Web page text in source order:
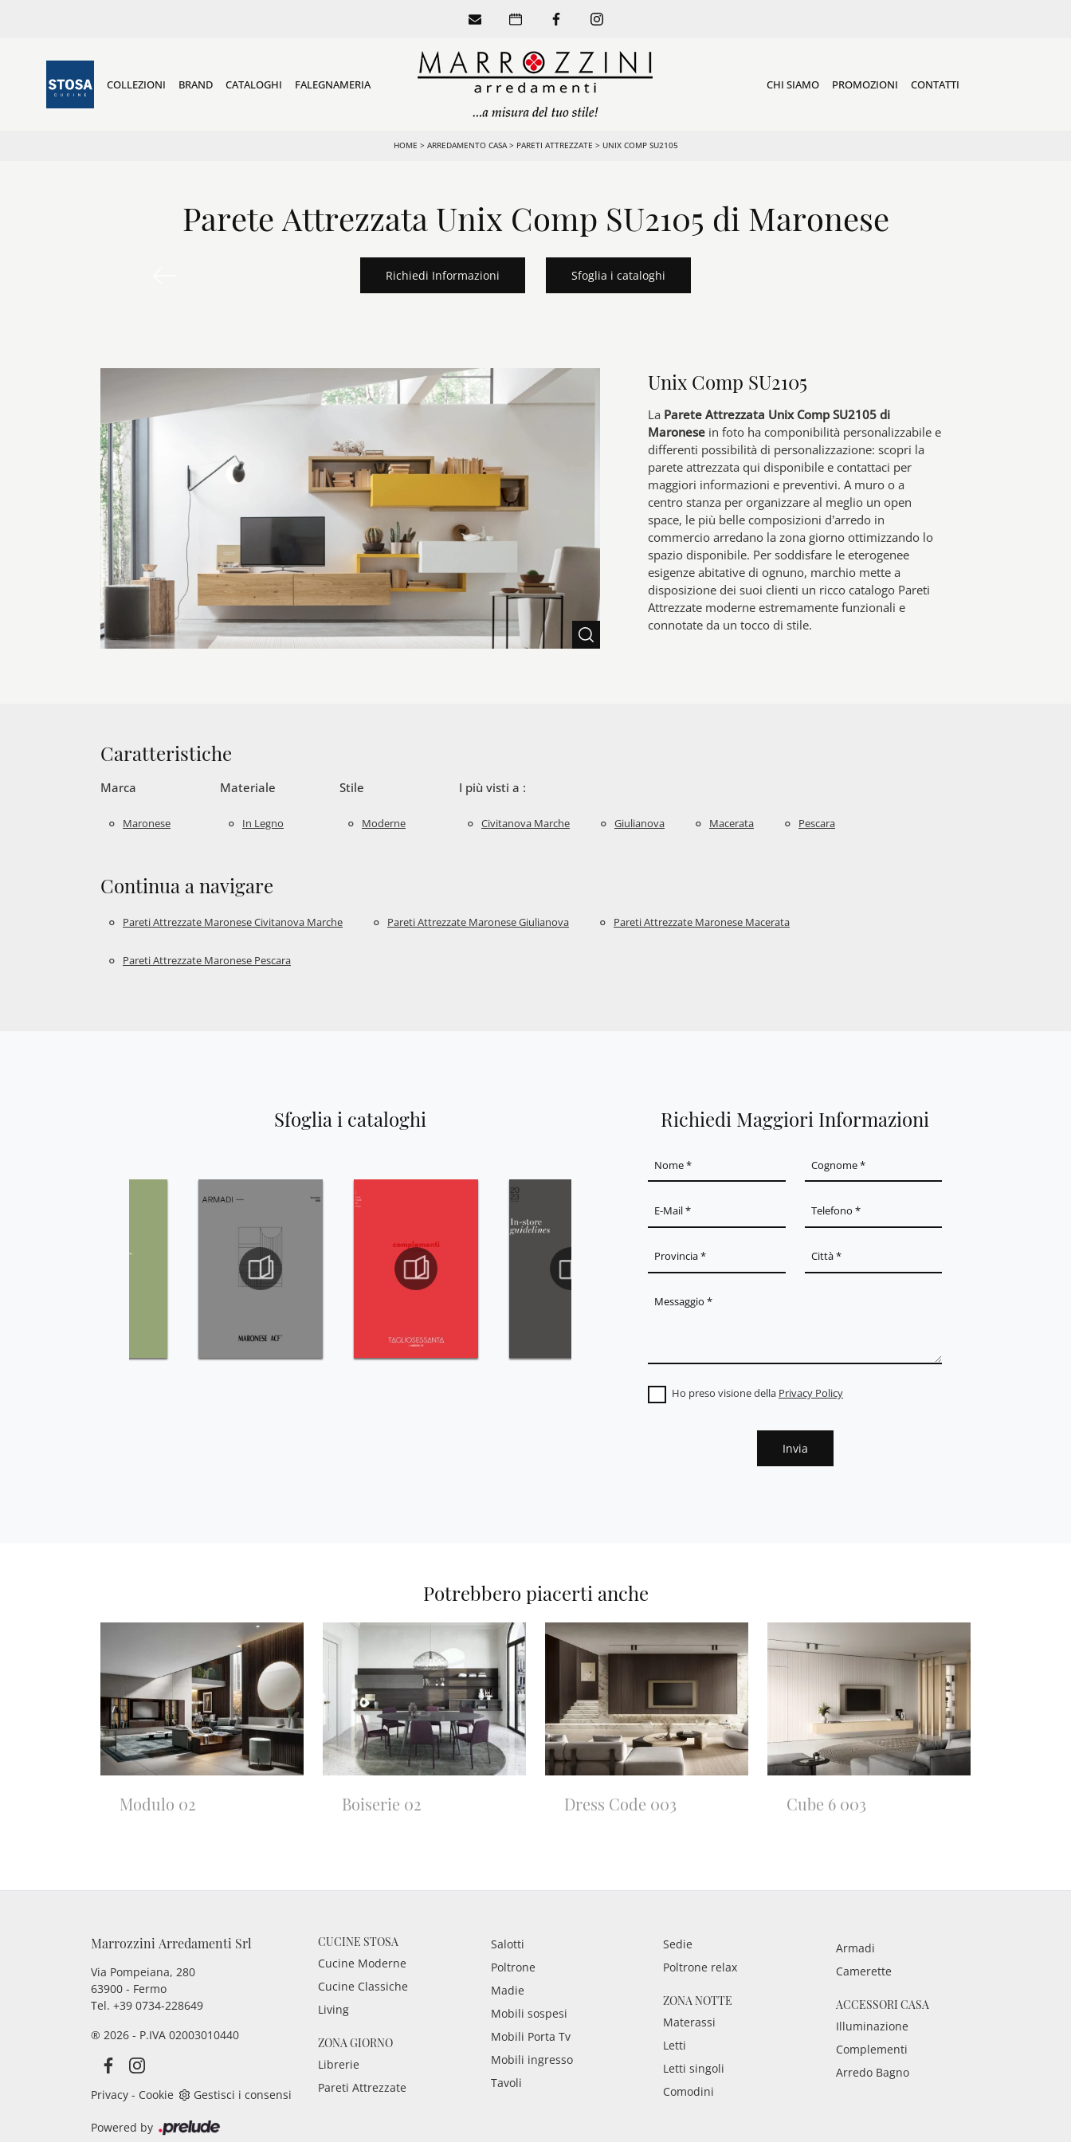
COLLEZIONI BRAND CATALOGHI FALEGNAMERIA CHI SIAMO PROMOZIONI CONTATTI
HOME > ARREDAMENTO CASA> PARETI ATTREZZATE > UNIX COMP SU2105
Parete Attrezzata Unix Comp SU2105 di Maronese
Richiedi Informazioni Sfoglia i cataloghi
Unix Comp SU2105
La Parete Attrezzata Unix Comp SU2105 di
Maronese in foto ha componibilità personalizzabile e
differenti possibilità di personalizzazione: scopri la
parete attrezzata qui disponibile e contattaci per
maggiori informazioni e preventivi. A muro o a
centro stanza per organizzare al meglio un open
space, le più belle composizioni d’arredo in
commercio arredano la zona giorno ottimizzando lo
spazio disponibile. Per soddisfare le eterogenee
esigenze abitative di ognuno, marchio mette a
disposizione dei suoi clienti un ricco catalogo Pareti
Attrezzate moderne estremamente funzionali e
connotate da un tocco di stile.
Caratteristiche
Marca
Maronese
Materiale
In Legno
Stile
Moderne
I più visti a :
Civitanova Marche Giulianova Macerata Pescara
Continua a navigare
Pareti Attrezzate Maronese Civitanova Marche Pareti Attrezzate Maronese Giulianova Pareti Attrezzate Maronese Macerata
Pareti Attrezzate Maronese Pescara
Sfoglia i cataloghi Richiedi Maggiori Informazioni
Ho preso visione della Privacy Policy
Invia
Potrebbero piacerti anche
Modulo 02 Boiserie 02 Dress Code 003 Cube 6 003
Marrozzini Arredamenti Srl
Via Pompeiana, 280
63900 - Fermo
Tel. +39 0734-228649
® 2026 - P.IVA 02003010440
Privacy - Cookie Gestisci i consensi
CUCINE STOSA
Cucine Moderne
Cucine Classiche
Living
ZONA GIORNO
Librerie
Pareti Attrezzate
Salotti
Poltrone
Madie
Mobili sospesi
Mobili Porta Tv
Mobili ingresso
Tavoli
Sedie
Poltrone relax
ZONA NOTTE
Materassi
Letti
Letti singoli
Comodini
Armadi
Camerette
ACCESSORI CASA
Illuminazione
Complementi
Arredo Bagno
Powered by